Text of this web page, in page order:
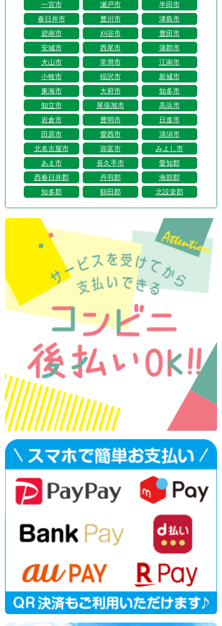
一宮市
瀬戸市
半田市
春日井市
豊川市
津島市
碧南市
刈谷市
豊田市
安城市
西尾市
蒲郡市
犬山市
常滑市
江南市
小牧市
稲沢市
新城市
東海市
大府市
知多市
知立市
尾張旭市
高浜市
岩倉市
豊明市
日進市
田原市
愛西市
清須市
北名古屋市
弥富市
みよし市
あま市
長久手市
愛知郡
西春日井郡
丹羽郡
海部郡
知多郡
額田郡 北設楽郡